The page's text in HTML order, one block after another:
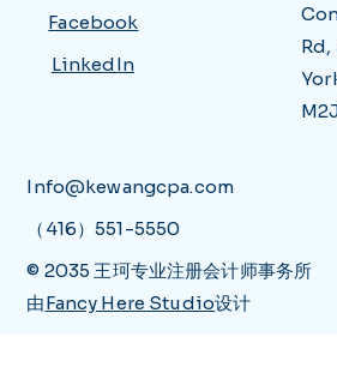
Facebook
LinkedIn
Info@kewangcpa.com
（416）551-5550
© 2035 王珂专业注册会计师事务所
由Fancy Here Studio设计